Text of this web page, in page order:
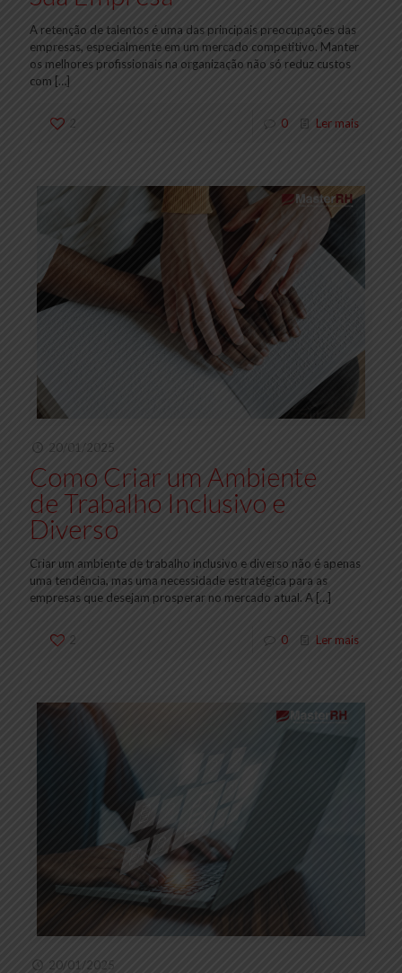
A retenção de talentos é uma das principais preocupações das
empresas, especialmente em um mercado competitivo. Manter
os melhores profissionais na organização não só reduz custos
com […]
2 0 Ler mais
20/01/2025
Como Criar um Ambiente
de Trabalho Inclusivo e
Diverso
Criar um ambiente de trabalho inclusivo e diverso não é apenas
uma tendência, mas uma necessidade estratégica para as
empresas que desejam prosperar no mercado atual. A […]
2 0 Ler mais
20/01/2025